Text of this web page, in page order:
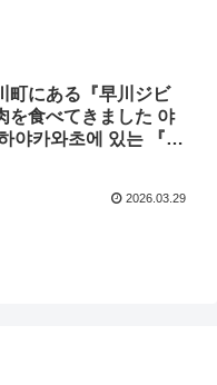
町にある『早川ジビ
を食べてきました 야
야카와초에 있는 『하
2026.03.29